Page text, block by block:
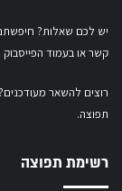
יש לכם שאלות?
קשראובעמוד הפייסבוק
רוצים להשאר
תפוצה.
רשימת תפוצה